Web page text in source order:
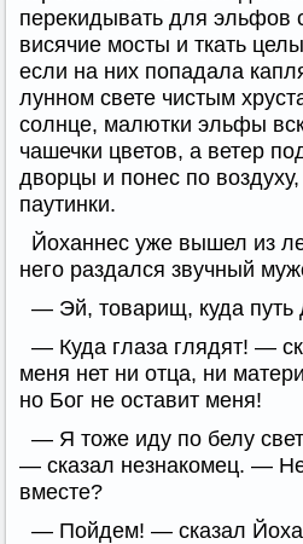
перекидывать для эльфов
висячие мосты и ткать
если на них попадала
лунном свете чистым
солнце, малютки эльфы
чашечки цветов, а ветер
дворцы и понес по
паутинки.
Йоханнес уже вышел из
него раздался звучный
— Эй, товарищ, куда путь
— Куда глаза глядят! —
меня нет ни отца, ни
но Бог не оставит меня!
— Я тоже иду по белу
— сказал незнакомец. —
вместе?
— Пойдем! — сказал